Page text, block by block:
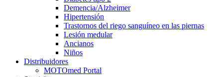
Demencia/Alzheimer
Hipertensión
Trastornos del riego sanguíneo en las piernas
Lesión medular
Ancianos
Niños
Distribuidores
MOTOmed Portal